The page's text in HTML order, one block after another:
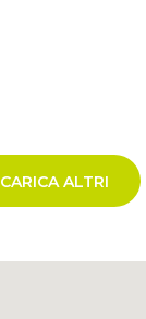
CARICA ALTRI